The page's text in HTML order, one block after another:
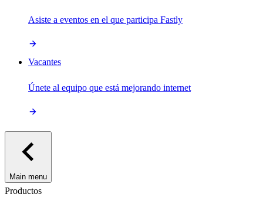
Asiste a eventos en el que participa Fastly
Vacantes
Únete al equipo que está mejorando internet
Main menu
Productos